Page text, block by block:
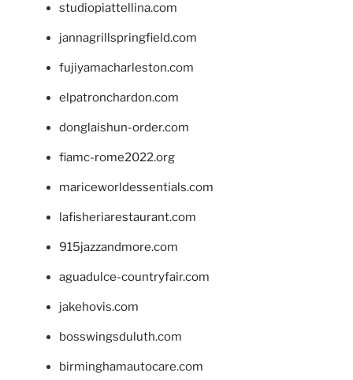
studiopiattellina.com
jannagrillspringfield.com
fujiyamacharleston.com
elpatronchardon.com
donglaishun-order.com
fiamc-rome2022.org
mariceworldessentials.com
lafisheriarestaurant.com
915jazzandmore.com
aguadulce-countryfair.com
jakehovis.com
bosswingsduluth.com
birminghamautocare.com